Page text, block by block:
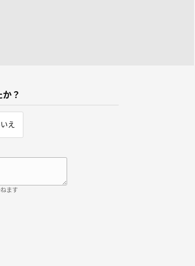
？
え
ます